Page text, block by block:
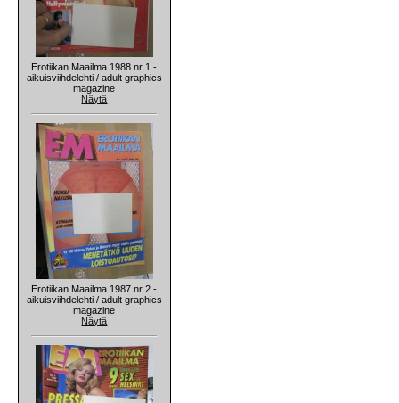
Erotiikan Maailma 1988 nr 1 -
aikuisviihdelehti / adult graphics
magazine
Näytä
Erotiikan Maailma 1987 nr 2 -
aikuisviihdelehti / adult graphics
magazine
Näytä